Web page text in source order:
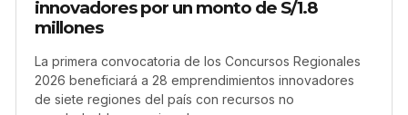
innovadores por un monto de S/1.8
millones
La primera convocatoria de los Concursos Regionales
2026 beneficiará a 28 emprendimientos innovadores
de siete regiones del país con recursos no